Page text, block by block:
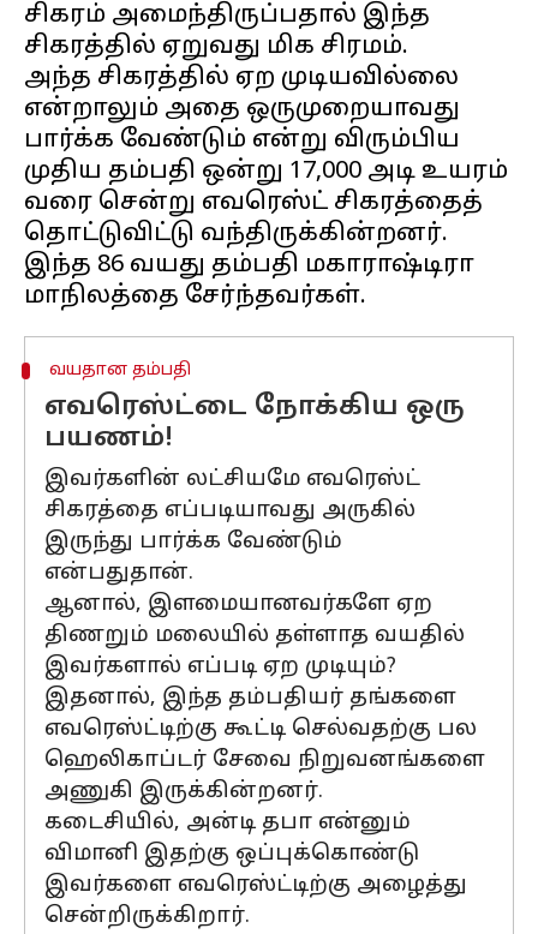
சிகரம் அமைந்திருப்பதால் இந்த
சிகரத்தில் ஏறுவது மிக சிரமம்.
அந்த சிகரத்தில் ஏற முடியவில்லை
என்றாலும் அதை ஒருமுறையாவது
பார்க்க வேண்டும் என்று விரும்பிய
முதிய தம்பதி ஒன்று 17,000 அடி உயரம்
வரை சென்று எவரெஸ்ட் சிகரத்தைத்
தொட்டுவிட்டு வந்திருக்கின்றனர்.
இந்த 86 வயது தம்பதி மகாராஷ்டிரா
வயதான தம்பதி
எவரெஸ்ட்டை நோக்கிய ஒரு
பயணம்!
இவர்களின் லட்சியமே எவரெஸ்ட்
சிகரத்தை எப்படியாவது அருகில்
இருந்து பார்க்க வேண்டும்
என்பதுதான்.
ஆனால், இளமையானவர்களே ஏற
திணறும் மலையில் தள்ளாத வயதில்
இவர்களால் எப்படி ஏற முடியும்?
இதனால், இந்த தம்பதியர் தங்களை
எவரெஸ்ட்டிற்கு கூட்டி செல்வதற்கு பல
ஹெலிகாப்டர் சேவை நிறுவனங்களை
அணுகி இருக்கின்றனர்.
கடைசியில், அன்டி தபா என்னும்
விமானி இதற்கு ஒப்புக்கொண்டு
இவர்களை எவரெஸ்ட்டிற்கு அழைத்து
சென்றிருக்கிறார்.